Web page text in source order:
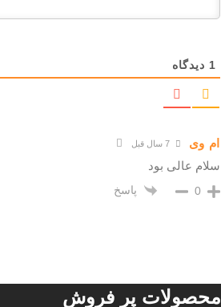
1 دیدگاه
ام وی 7 سال قبل
سلام عالی بود
0 پاسخ
محصولات پر فروش